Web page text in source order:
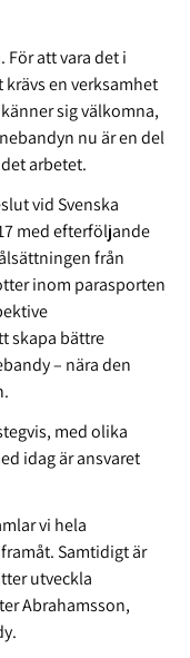
att vara det i
en verksamhet
sig välkomna,
nu är en del
arbetet.
vid Svenska
med efterföljande
från
inom parasporten
skapa bättre
– nära den
med olika
idag är ansvaret
vi hela
Samtidigt är
utveckla
Abrahamsson,